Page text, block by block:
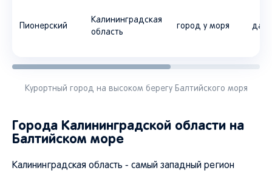
Пионерский
Калининградская
область
город у моря да
Курортный город на высоком берегу Балтийского моря
Города Калининградской области на
Балтийском море
Калининградская область - самый западный регион